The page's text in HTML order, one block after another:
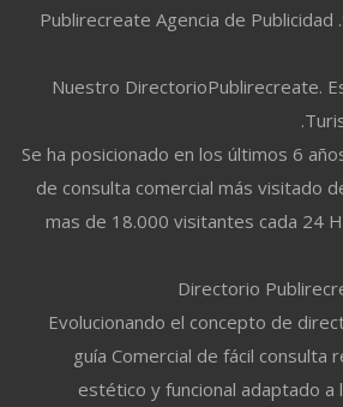
Publirecreate Agencia de Publicidad
Nuestro DirectorioPublirecreate.
Se ha posicionado en los últimos 6
de consulta comercial más visitado
mas de 18.000 visitantes cada 24
Directorio
Evolucionando el concepto de
guía Comercial de fácil consulta
estético y funcional adaptado